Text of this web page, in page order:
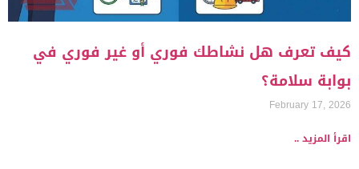
كيف تعرف هل نشاطك فوري أو غير فوري في
بوابة سلامة؟
February 17, 2026
اقرأ المزيد ..